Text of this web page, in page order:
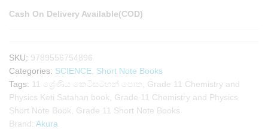
Cash On Delivery Available(COD)
SKU: 9789556754896
Categories: SCIENCE Short Note Books
Tags: 11 ශ්‍රේණිය කෙටිසටහන් පොත
Grade 11 Chemistry and
Physics Keti Satahan book
Grade 11 Chemistry and Physics
Short Note Book
Grade 11 Short Note Books
Brand: Akura